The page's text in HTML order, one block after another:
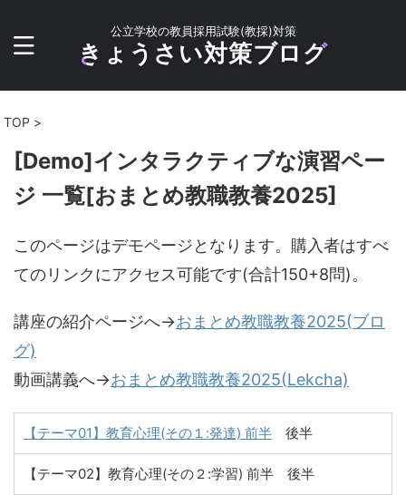
公立学校の教員採用試験(教採)対策
きょうさい対策ブログ
TOP >
[Demo]インタラクティブな演習ペー
ジ 一覧[おまとめ教職教養2025]
このページはデモページとなります。購入者はすべ
てのリンクにアクセス可能です(合計150+8問)。
講座の紹介ページへ→おまとめ教職教養2025(ブロ
グ)
動画講義へ→おまとめ教職教養2025(Lekcha)
【テーマ01】教育心理(その１:発達) 前半 後半
【テーマ02】教育心理(その２:学習) 前半 後半